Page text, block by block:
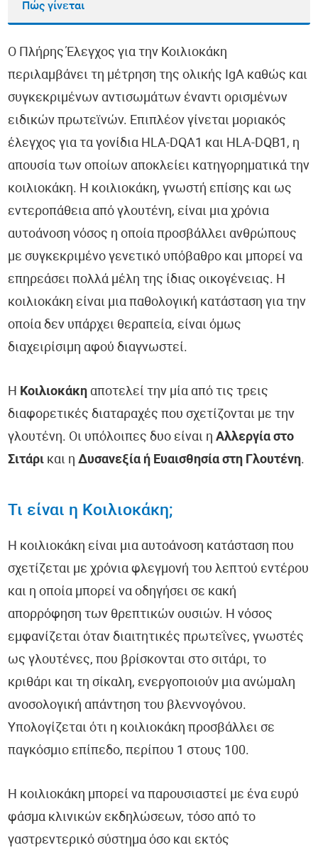
Πώς γίνεται
Ο Πλήρης Έλεγχος για την Κοιλιοκάκη
περιλαμβάνει τη μέτρηση της ολικής IgA καθώς και
συγκεκριμένων αντισωμάτων έναντι ορισμένων
ειδικών πρωτεϊνών. Επιπλέον γίνεται μοριακός
έλεγχος για τα γονίδια HLA-DQA1 και HLA-DQB1, η
απουσία των οποίων αποκλείει κατηγορηματικά την
κοιλιοκάκη. Η κοιλιοκάκη, γνωστή επίσης και ως
εντεροπάθεια από γλουτένη, είναι μια χρόνια
αυτοάνοση νόσος η οποία προσβάλλει ανθρώπους
με συγκεκριμένο γενετικό υπόβαθρο και μπορεί να
επηρεάσει πολλά μέλη της ίδιας οικογένειας. Η
κοιλιοκάκη είναι μια παθολογική κατάσταση για την
οποία δεν υπάρχει θεραπεία, είναι όμως
διαχειρίσιμη αφού διαγνωστεί.
Η Κοιλιοκάκη αποτελεί την μία από τις τρεις
διαφορετικές διαταραχές που σχετίζονται με την
γλουτένη. Οι υπόλοιπες δυο είναι ηΑλλεργία στο
Σιτάρι και ηΔυσανεξία ή Ευαισθησία στη Γλουτένη.
Τι είναι η Κοιλιοκάκη;
Η κοιλιοκάκη είναι μια αυτοάνοση κατάσταση που
σχετίζεται με χρόνια φλεγμονή του λεπτού εντέρου
και η οποία μπορεί να οδηγήσει σε κακή
απορρόφηση των θρεπτικών ουσιών. Η νόσος
εμφανίζεται όταν διαιτητικές πρωτεΐνες, γνωστές
ως γλουτένες, που βρίσκονται στο σιτάρι, το
κριθάρι και τη σίκαλη, ενεργοποιούν μια ανώμαλη
ανοσολογική απάντηση του βλεννογόνου.
Υπολογίζεται ότι η κοιλιοκάκη προσβάλλει σε
παγκόσμιο επίπεδο, περίπου 1 στους 100.
Η κοιλιοκάκη μπορεί να παρουσιαστεί με ένα ευρύ
φάσμα κλινικών εκδηλώσεων, τόσο από το
γαστρεντερικό σύστημα όσο και εκτός